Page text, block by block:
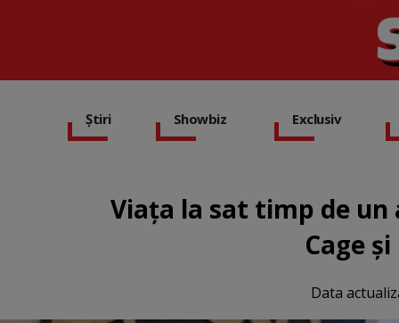
Știri Showbiz Exclusiv
Viața la sat timp de un
Cage
Data